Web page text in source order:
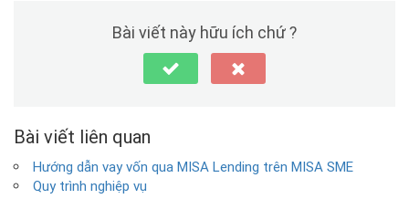
Bài viết này hữu ích chứ ?
Bài viết liên quan
Hướng dẫn vay vốn qua MISA Lending trên MISA SME
Quy trình nghiệp vụ